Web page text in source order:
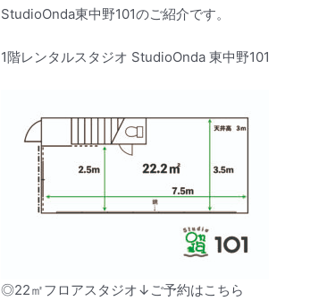
StudioOnda東中野101のご紹介です。
1階レンタルスタジオ StudioOnda 東中野101
◎22㎡フロアスタジオ↓ご予約はこちら